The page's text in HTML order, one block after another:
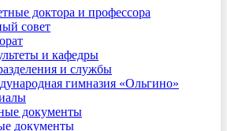
доктора и профессора
совет
и кафедры
и службы
гимназия «Ольгино»
документы
документы